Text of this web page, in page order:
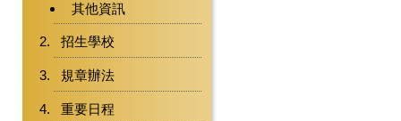
其他資訊
招生學校
規章辦法
重要日程